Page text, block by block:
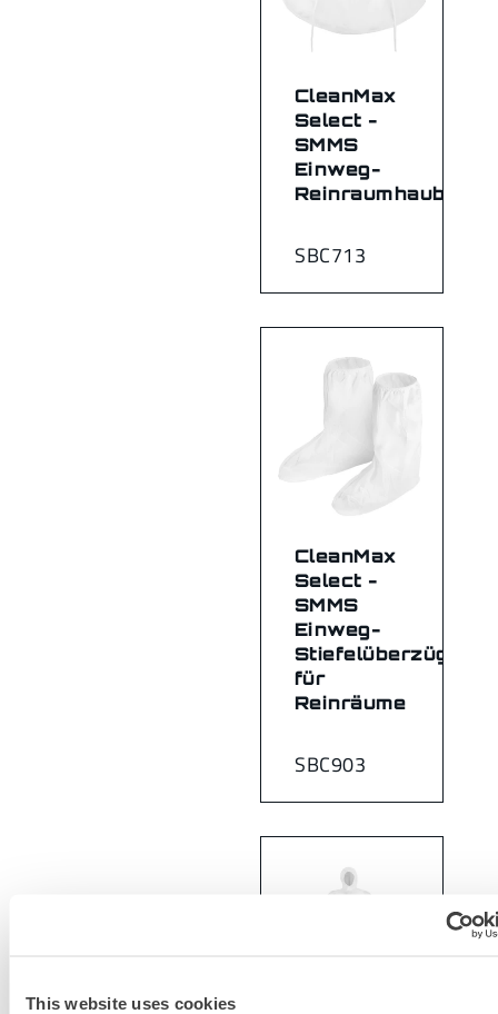
This website uses cookies
SBC713
CleanMax
Select -
SMMS
Einweg-
Reinraumhaube
SBC903
CleanMax
Select -
SMMS
Einweg-
Stiefelüberzüge
für
Reinräume